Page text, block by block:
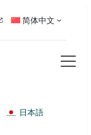
简体中文
日本語